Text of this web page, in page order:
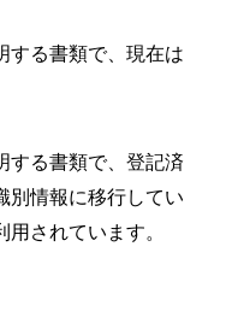
する書類で、現在は
する書類で、登記済
別情報に移行してい
されています。